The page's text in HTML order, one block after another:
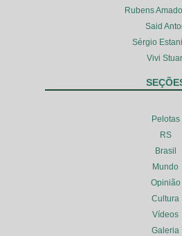
Rubens
Said
Sérgio
Vivi
Pelotas
RS
Brasil
Mundo
Opinião
Cultura
Vídeos
Galeria